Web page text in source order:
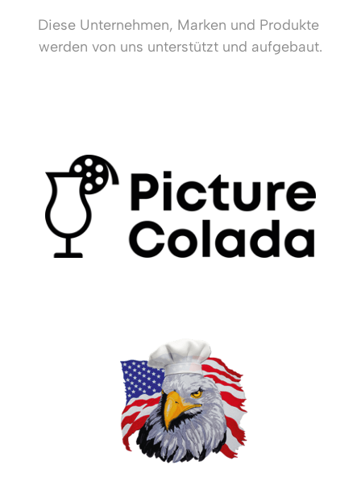
Diese Unternehmen, Marken und Produkte
werden von uns unterstützt und aufgebaut.